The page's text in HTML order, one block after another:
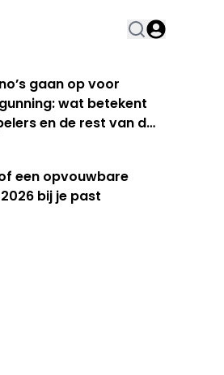
gaan op voor
wat betekent
en de rest van de
een opvouwbare
bij je past